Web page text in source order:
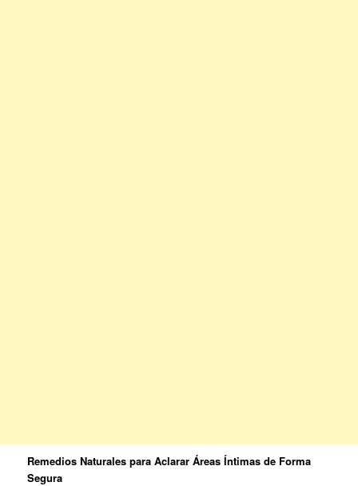
Remedios Naturales para Aclarar Áreas Íntimas de Forma
Segura